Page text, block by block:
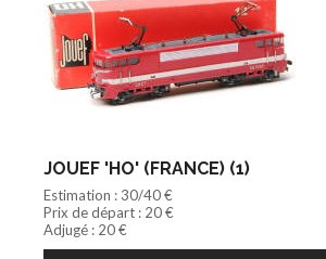
JOUEF 'HO' (FRANCE) (1)
Estimation : 30/40 €
Prix de départ : 20 €
Adjugé : 20 €